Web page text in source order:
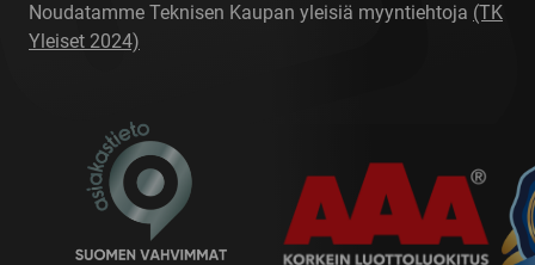
Noudatamme Teknisen Kaupan yleisiä myyntiehtoja (TK
Yleiset 2024)